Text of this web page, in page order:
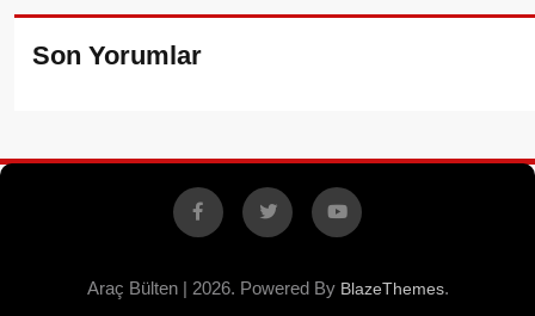
Son Yorumlar
Facebook
X YouTube
Araç Bülten | 2026. Powered By BlazeThemes.